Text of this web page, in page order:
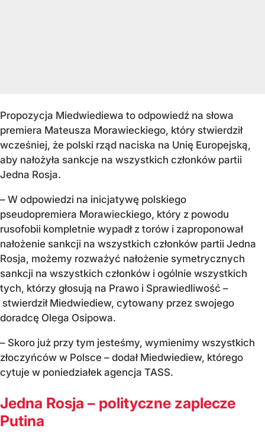
Propozycja Miedwiediewa to odpowiedź na słowa
premiera Mateusza Morawieckiego, który stwierdził
wcześniej, że polski rząd naciska na Unię Europejską,
aby nałożyła sankcje na wszystkich członków partii
Jedna Rosja.
– W odpowiedzi na inicjatywę polskiego
pseudopremiera Morawieckiego, który z powodu
rusofobii kompletnie wypadł z torów i zaproponował
nałożenie sankcji na wszystkich członków partii Jedna
Rosja, możemy rozważyć nałożenie symetrycznych
sankcji na wszystkich członków i ogólnie wszystkich
tych, którzy głosują na Prawo i Sprawiedliwość –
stwierdził Miedwiediew, cytowany przez swojego
doradcę Olega Osipowa.
– Skoro już przy tym jesteśmy, wymienimy wszystkich
złoczyńców w Polsce – dodał Miedwiediew, którego
cytuje w poniedziałek agencja TASS.
Jedna Rosja – polityczne zaplecze
Putina